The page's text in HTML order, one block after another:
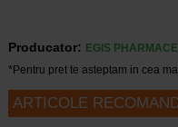
Producator:
EGIS
*Pentru pret te asteptam in cea
ARTICOLE